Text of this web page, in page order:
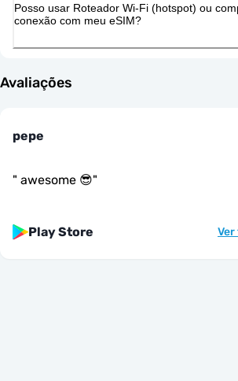
Posso usar Roteador Wi-Fi (hotspot) ou
conexão com meu eSIM?
Avaliações
pepe
" awesome 😎"
Play Store Ver